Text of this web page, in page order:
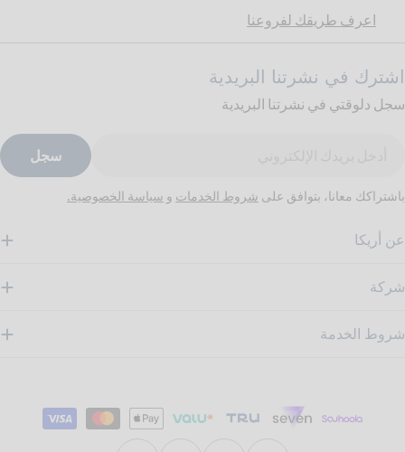
اعرف طريقك لفروعنا
اشترك في نشرتنا البريدية
سجل دلوقتي في نشرتنا البريدية
سجل
باشتراكك معانا، بتوافق على شروط الخدمات و سياسة الخصوصية.
عن أريكا
شركة
شروط الخدمة